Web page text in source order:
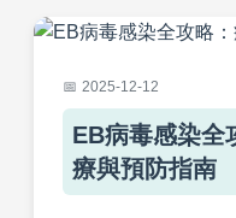
2025-12-12
EB病毒感染全
療與預防指南